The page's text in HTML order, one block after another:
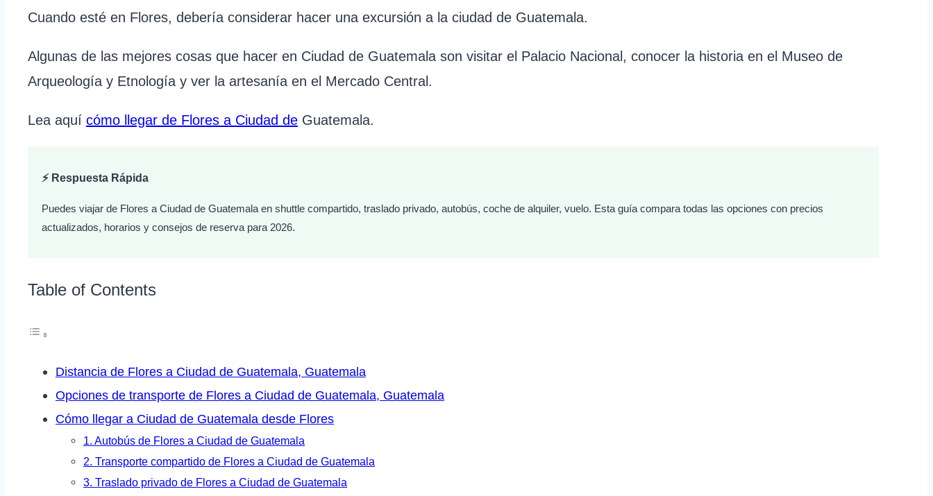
Cuando esté en Flores, debería considerar hacer una excursión a la ciudad de Guatemala.
Algunas de las mejores cosas que hacer en Ciudad de Guatemala son visitar el Palacio Nacional, conocer la historia en el Museo de
Arqueología y Etnología y ver la artesanía en el Mercado Central.
Lea aquí cómo llegar de Flores a Ciudad de Guatemala.
⚡ Respuesta Rápida
Puedes viajar de Flores a Ciudad de Guatemala en shuttle compartido, traslado privado, autobús, coche de alquiler, vuelo. Esta guía compara todas las opciones con precios
actualizados, horarios y consejos de reserva para 2026.
Table of Contents
Distancia de Flores a Ciudad de Guatemala, Guatemala
Opciones de transporte de Flores a Ciudad de Guatemala, Guatemala
Cómo llegar a Ciudad de Guatemala desde Flores
1. Autobús de Flores a Ciudad de Guatemala
2. Transporte compartido de Flores a Ciudad de Guatemala
3. Traslado privado de Flores a Ciudad de Guatemala